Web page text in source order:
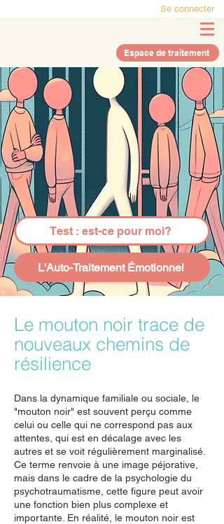
Se connecter
Espace de traitement
Test : est-ce pour moi?
L'Auto-Traitement Émotionnel
Le mouton noir trace de
nouveaux chemins de
résilience
Dans la dynamique familiale ou sociale, le
"mouton noir" est souvent perçu comme
celui ou celle qui ne correspond pas aux
attentes, qui est en décalage avec les
autres et se voit régulièrement marginalisé.
Ce terme renvoie à une image péjorative,
mais dans le cadre de la psychologie du
psychotraumatisme, cette figure peut avoir
une fonction bien plus complexe et
importante. En réalité, le mouton noir est